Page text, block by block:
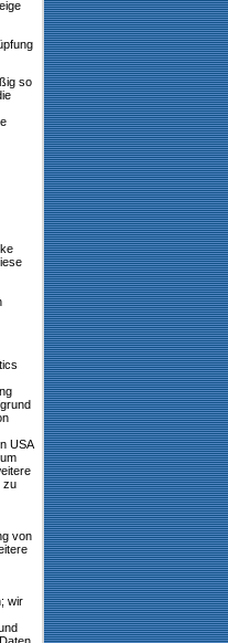
so
USA
zu
von
wir